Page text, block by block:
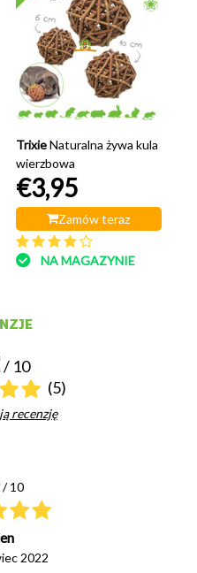
Trixie Naturalna żywa kula
wierzbowa
€3,95
Zamów teraz
NA MAGAZYNIE
/ 10
(5)
recenzję
/ 10
2022